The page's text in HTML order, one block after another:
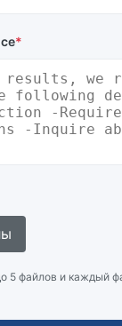
*
5 файлов и каждый